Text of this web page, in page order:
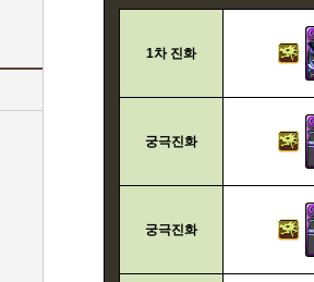
1차 진화
궁극진화
궁극진화